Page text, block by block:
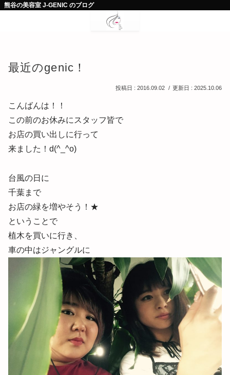
熊谷の美容室 J-GENIC のブログ
最近のgenic！
2016.09.02 2025.10.06
こんばんは！！
この前のお休みにスタッフ皆で
お店の買い出しに行って
来ました！d(^_^o)
台風の日に
千葉まで
お店の緑を増やそう！★
ということで
植木を買いに行き、
車の中はジャングルに